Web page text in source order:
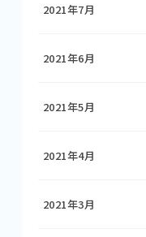
2021年7月
2021年6月
2021年5月
2021年4月
2021年3月